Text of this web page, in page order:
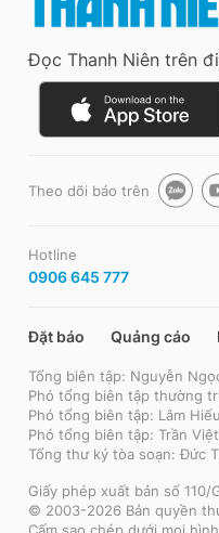
Đọc Thanh Niên trên
Theo dõi báo trên
Hotline
0906 645 777
Đặt báo Quảng cáo
Tổng biên tập: Nguyễn
Phó tổng biên tập thường
Phó tổng biên tập: Lâm
Phó tổng biên tập: Trần
Tổng thư ký tòa soạn: Đức
Giấy phép xuất bản số 110/
© 2003-2026 Bản quyền
Cấm sao chép dưới mọi